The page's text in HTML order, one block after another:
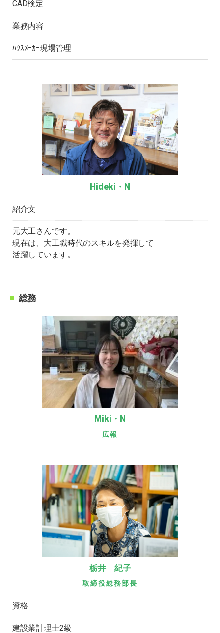
CAD検定
業務内容
ﾊｳｽﾒｰｶｰ現場管理
Hideki・N
紹介文
元大工さんです。
現在は、大工職時代のスキルを発揮して
活躍しています。
総務
Miki・N
広報
栃井 紀子
取締役総務部長
資格
建設業計理士2級